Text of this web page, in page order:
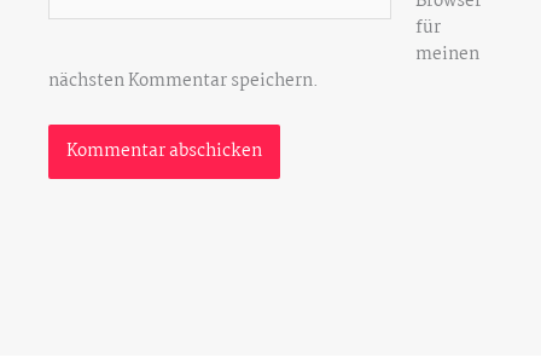
für
meinen
nächsten Kommentar speichern.